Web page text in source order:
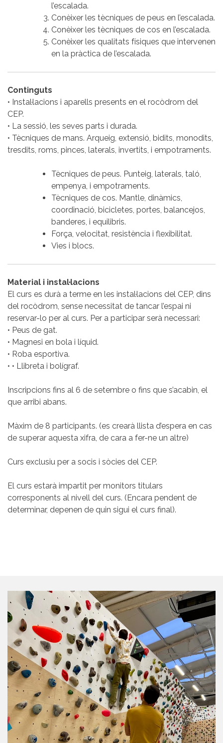
l’escalada.
Conèixer les tècniques de peus en l’escalada.
Conèixer les tècniques de cos en l’escalada.
Conèixer les qualitats físiques que intervenen
en la pràctica de l’escalada.
Continguts
• Instal·lacions i aparells presents en el rocòdrom del
CEP.
• La sessió, les seves parts i durada.
• Tècniques de mans. Arqueig, extensió, bidits, monodits,
tresdits, roms, pinces, laterals, invertits, i empotraments.
Tècniques de peus. Punteig, laterals, taló,
empenya, i empotraments.
Tècniques de cos. Mantle, dinàmics,
coordinació, bicicletes, portes, balancejos,
banderes, i equilibris.
Força, velocitat, resistència i flexibilitat.
Vies i blocs.
Material i instal·lacions
El curs es durà a terme en les instal·lacions del CEP, dins
del rocòdrom, sense necessitat de tancar l’espai ni
reservar-lo per al curs. Per a participar serà necessari:
• Peus de gat.
• Magnesi en bola i líquid.
• Roba esportiva.
• • Llibreta i bolígraf.
Inscripcions fins al 6 de setembre o fins que s’acabin, el
que arribi abans.
Màxim de 8 participants. (es crearà llista d’espera en cas
de superar aquesta xifra, de cara a fer-ne un altre)
Curs exclusiu per a socis i sòcies del CEP.
El curs estarà impartit per monitors titulars
corresponents al nivell del curs. (Encara pendent de
determinar, depenen de quin sigui el curs final).